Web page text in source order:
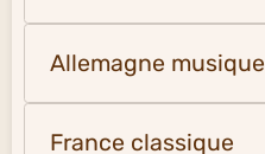
Allemagne musique
France classique